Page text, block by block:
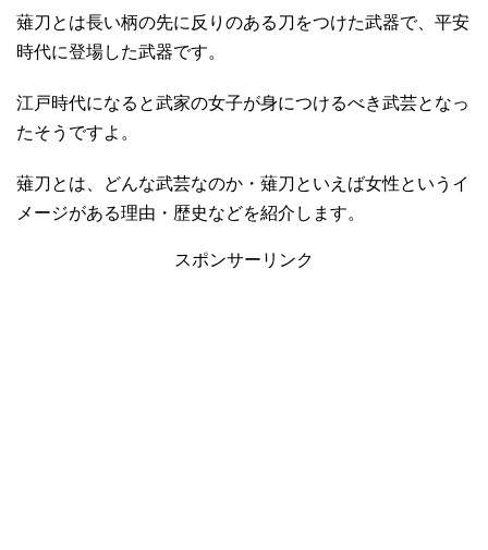
薙刀とは長い柄の先に反りのある刀をつけた武器で、平安
時代に登場した武器です。
江戸時代になると武家の女子が身につけるべき武芸となっ
たそうですよ。
薙刀とは、どんな武芸なのか・薙刀といえば女性というイ
メージがある理由・歴史などを紹介します。
スポンサーリンク